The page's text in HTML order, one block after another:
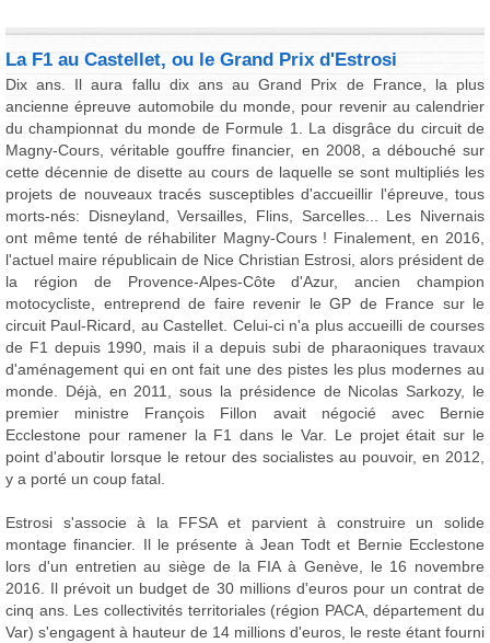
La F1 au Castellet, ou le Grand Prix d'Estrosi
Dix ans. Il aura fallu dix ans au Grand Prix de France, la plus
ancienne épreuve automobile du monde, pour revenir au calendrier
du championnat du monde de Formule 1. La disgrâce du circuit de
Magny-Cours, véritable gouffre financier, en 2008, a débouché sur
cette décennie de disette au cours de laquelle se sont multipliés les
projets de nouveaux tracés susceptibles d'accueillir l'épreuve, tous
morts-nés: Disneyland, Versailles, Flins, Sarcelles... Les Nivernais
ont même tenté de réhabiliter Magny-Cours ! Finalement, en 2016,
l'actuel maire républicain de Nice Christian Estrosi, alors président de
la région de Provence-Alpes-Côte d'Azur, ancien champion
motocycliste, entreprend de faire revenir le GP de France sur le
circuit Paul-Ricard, au Castellet. Celui-ci n'a plus accueilli de courses
de F1 depuis 1990, mais il a depuis subi de pharaoniques travaux
d'aménagement qui en ont fait une des pistes les plus modernes au
monde. Déjà, en 2011, sous la présidence de Nicolas Sarkozy, le
premier ministre François Fillon avait négocié avec Bernie
Ecclestone pour ramener la F1 dans le Var. Le projet était sur le
point d'aboutir lorsque le retour des socialistes au pouvoir, en 2012,
y a porté un coup fatal.
Estrosi s'associe à la FFSA et parvient à construire un solide
montage financier. Il le présente à Jean Todt et Bernie Ecclestone
lors d'un entretien au siège de la FIA à Genève, le 16 novembre
2016. Il prévoit un budget de 30 millions d'euros pour un contrat de
cinq ans. Les collectivités territoriales (région PACA, département du
Var) s'engagent à hauteur de 14 millions d'euros, le reste étant fourni